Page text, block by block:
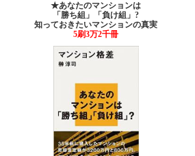
★あなたのマンションは
「勝ち組」「負け組」?
知っておきたいマンションの真実
5刷3万2千冊